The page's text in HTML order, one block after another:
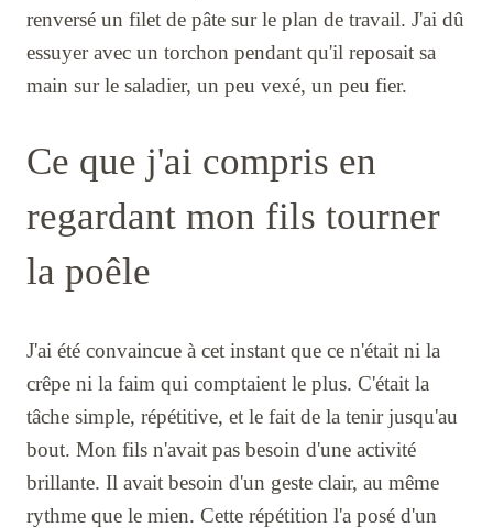
renversé un filet de pâte sur le plan de travail. J'ai dû
essuyer avec un torchon pendant qu'il reposait sa
main sur le saladier, un peu vexé, un peu fier.
Ce que j'ai compris en
regardant mon fils tourner
la poêle
J'ai été convaincue à cet instant que ce n'était ni la
crêpe ni la faim qui comptaient le plus. C'était la
tâche simple, répétitive, et le fait de la tenir jusqu'au
bout. Mon fils n'avait pas besoin d'une activité
brillante. Il avait besoin d'un geste clair, au même
rythme que le mien. Cette répétition l'a posé d'un